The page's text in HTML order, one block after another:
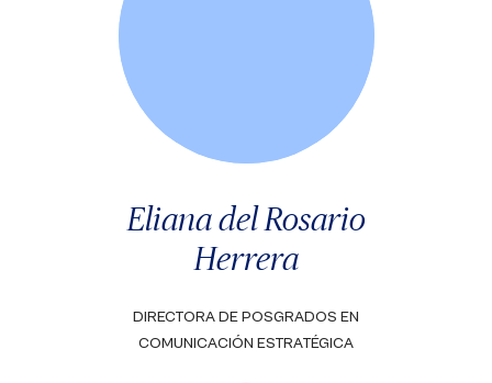
Eliana del Rosario
Herrera
DIRECTORA DE POSGRADOS EN
COMUNICACIÓN ESTRATÉGICA